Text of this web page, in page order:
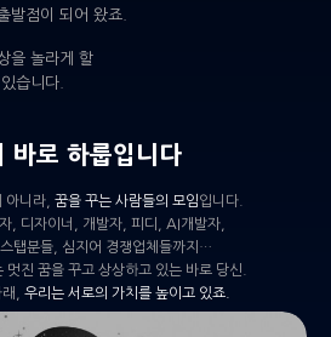
발점이 되어 왔죠.
을 놀라게 할
습니다.
바로 하룹입니다
아니라, 꿈을 꾸는 사람들의 모임입니다.
, 디자이너, 개발자, 피디, AI개발자,
탭분들, 심지어 경쟁업체들까지…
멋진 꿈을 꾸고 상상하고 있는 바로 당신.
, 우리는 서로의 가치를 높이고 있죠.